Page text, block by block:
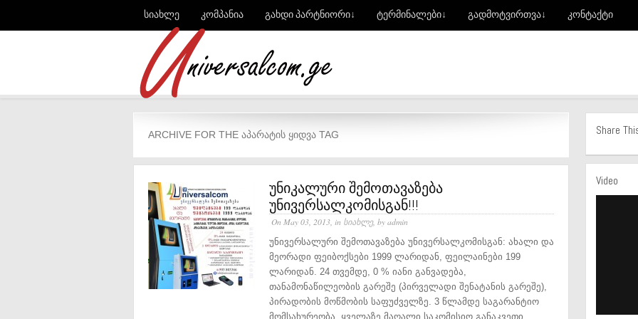
სიახლე კომპანია გახდი პარტნიორი↓ ტერმინალები↓ გადმოტვირთვა↓ კონტაქტი
ARCHIVE FOR THE ᲐᲞᲐᲠᲐᲢᲘᲡ ᲧᲘᲓᲕᲐ TAG
უნიკალური შემოთავაზება
უნივერსალკომისგან!!!
On May 03, 2013, in სიახლე, by admin
უნივერსალური შემოთავაზება უნივერსალკომისგან: ახალი და
მეორადი ფეიბოქსები 1999 ლარიდან, ფეილაინები 199
ლარიდან. 24 თვემდე, 0 % იანი განვადება,
თანამონაწილეობის გარეშე (პირველადი შენატანის გარეშე),
პირადობის მოწმობის საფუძველზე. 3 წლამდე საგარანტიო
მომსახურეობა. ყველაზე მაღალი საკომისიო განაკვეთი,
Share
Video